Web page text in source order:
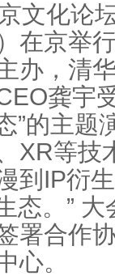
文化论
在京举
办，清
龚宇
”的主题
XR等技
到IP衍
态。”
署合作
心。